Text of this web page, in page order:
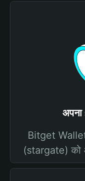
Bitget
(stargate) को